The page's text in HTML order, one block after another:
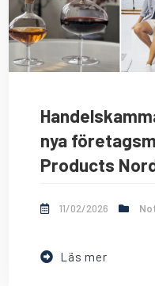
nya
Products
11/02/2026
Läs mer